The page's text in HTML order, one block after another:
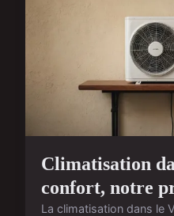
Climatisation
confort, notre
La climatisation dans le